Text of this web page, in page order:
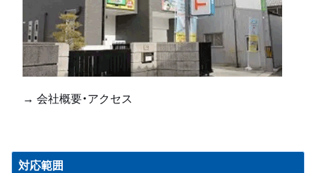
→ 会社概要・アクセス
対応範囲